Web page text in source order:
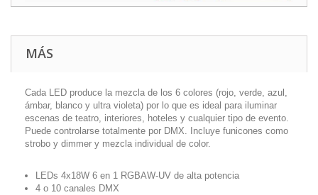
MÁS
Cada LED produce la mezcla de los 6 colores (rojo, verde, azul,
ámbar, blanco y ultra violeta) por lo que es ideal para iluminar
escenas de teatro, interiores, hoteles y cualquier tipo de evento.
Puede controlarse totalmente por DMX. Incluye funicones como
strobo y dimmer y mezcla individual de color.
LEDs 4x18W 6 en 1 RGBAW-UV de alta potencia
4 o 10 canales DMX